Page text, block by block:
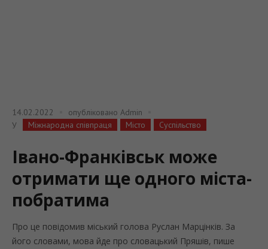
14.02.2022 опубліковано Admin
У
Міжнародна співпраця Місто Суспільство
Івано-Франківськ може
отримати ще одного міста-
побратима
Про це повідомив міський голова Руслан Марцінків. За
його словами, мова йде про словацький Пряшів, пише